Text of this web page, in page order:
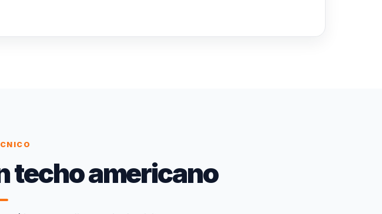
techo americano